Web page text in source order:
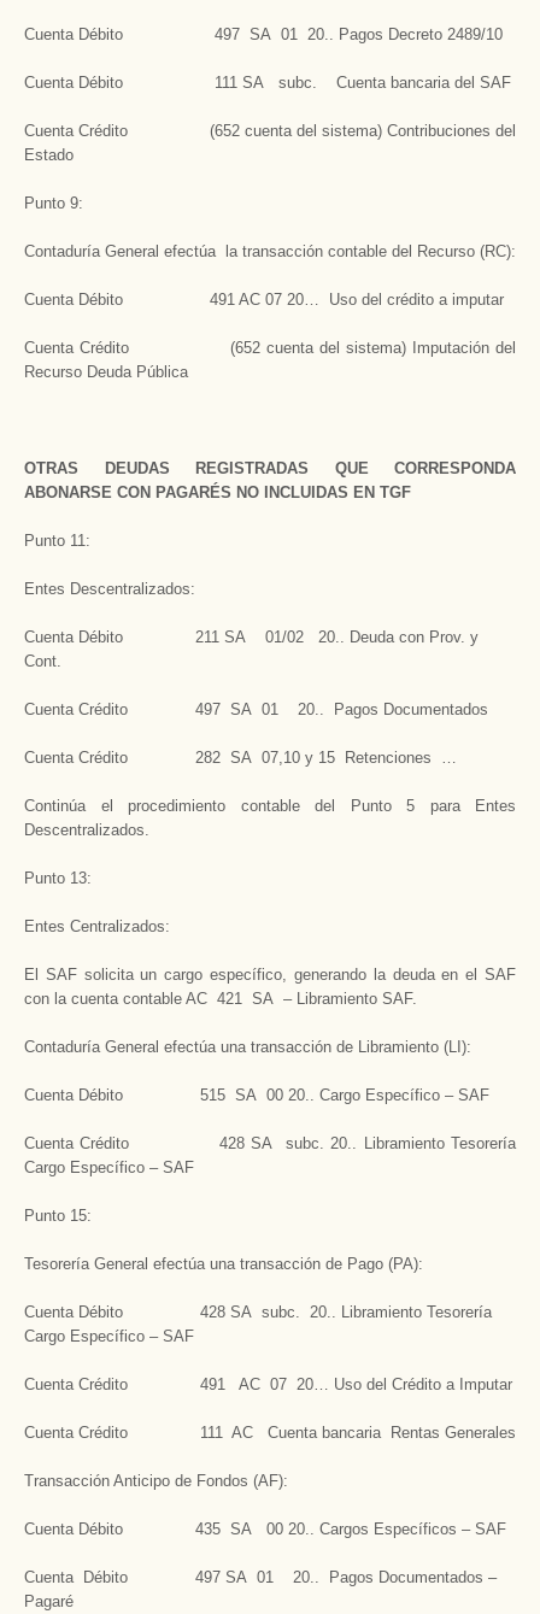
Cuenta Débito 497 SA 01 20.. Pagos Decreto 2489/10
Cuenta Débito 111 SA subc. Cuenta bancaria del SAF
Cuenta Crédito (652 cuenta del sistema) Contribuciones del
Estado
Punto 9:
Contaduría General efectúa la transacción contable del Recurso (RC):
Cuenta Débito 491 AC 07 20… Uso del crédito a imputar
Cuenta Crédito (652 cuenta del sistema) Imputación del
Recurso Deuda Pública
OTRAS DEUDAS REGISTRADAS QUE CORRESPONDA
ABONARSE CON PAGARÉS NO INCLUIDAS EN TGF
Punto 11:
Entes Descentralizados:
Cuenta Débito 211 SA 01/02 20.. Deuda con Prov. y
Cont.
Cuenta Crédito 497 SA 01 20.. Pagos Documentados
Cuenta Crédito 282 SA 07,10 y 15 Retenciones …
Continúa el procedimiento contable del Punto 5 para Entes
Descentralizados.
Punto 13:
Entes Centralizados:
El SAF solicita un cargo específico, generando la deuda en el SAF
con la cuenta contable AC 421 SA – Libramiento SAF.
Contaduría General efectúa una transacción de Libramiento (LI):
Cuenta Débito 515 SA 00 20.. Cargo Específico – SAF
Cuenta Crédito 428 SA subc. 20.. Libramiento Tesorería
Cargo Específico – SAF
Punto 15:
Tesorería General efectúa una transacción de Pago (PA):
Cuenta Débito 428 SA subc. 20.. Libramiento Tesorería
Cargo Específico – SAF
Cuenta Crédito 491 AC 07 20… Uso del Crédito a Imputar
Cuenta Crédito 111 AC Cuenta bancaria Rentas Generales
Transacción Anticipo de Fondos (AF):
Cuenta Débito 435 SA 00 20.. Cargos Específicos – SAF
Cuenta Débito 497 SA 01 20.. Pagos Documentados –
Pagaré